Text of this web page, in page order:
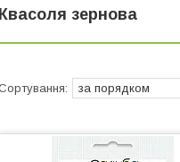
Квасоля зернова